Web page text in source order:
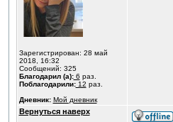
Зарегистрирован: 28 май
2018, 16:32
Сообщений: 325
Благодарил (а):6 раз.
Поблагодарили:12 раз.
Дневник: Мой дневник
Вернуться наверх